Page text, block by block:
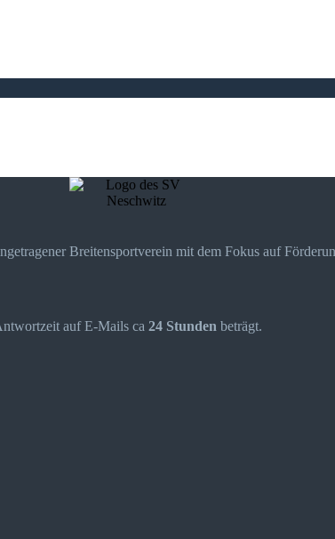
Breitensportverein mit dem Fokus auf
auf E-Mails ca 24 Stunden beträgt.